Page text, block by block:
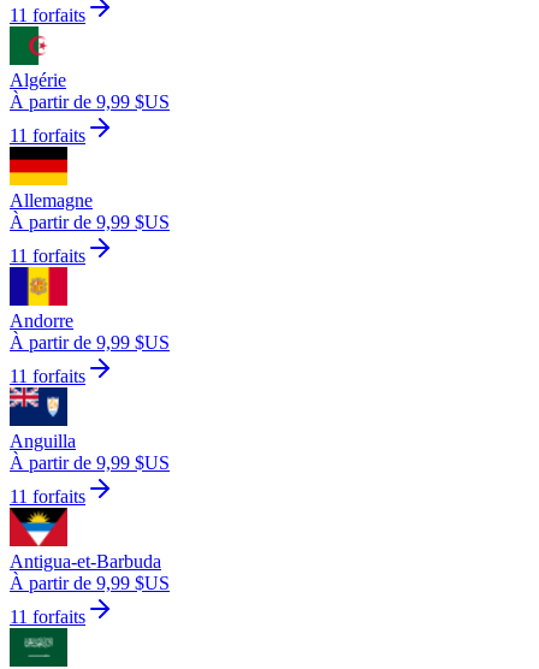
11 forfaits
Algérie
À partir de 9,99 $US
11 forfaits
Allemagne
À partir de 9,99 $US
11 forfaits
Andorre
À partir de 9,99 $US
11 forfaits
Anguilla
À partir de 9,99 $US
11 forfaits
Antigua-et-Barbuda
À partir de 9,99 $US
11 forfaits